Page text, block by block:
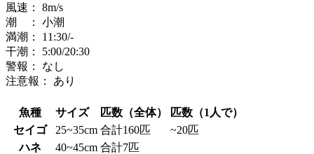
風速： 8m/s
潮 ： 小潮
満潮： 11:30/-
干潮： 5:00/20:30
警報： なし
注意報： あり
魚種 サイズ 匹数（全体）
匹数（1人で）
セイゴ
25~35cm 合計160匹
~20匹
ハネ
40~45cm 合計7匹